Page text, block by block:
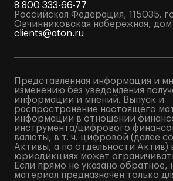
8 800 333-66-77
Российская Федерация, 115035,
Овчинниковская набережная, дом
clients@aton.ru
Представленная информация и
изменению без уведомления
информации и мнений. Выпуск и
распространение настоящего
информации в отношении
инструмента/цифрового
валюты, в т. ч. цифровой (далее
Активы, а по отдельности Актив)
юрисдикциях может
Если прямо не указано обратное,
материал предназначен только